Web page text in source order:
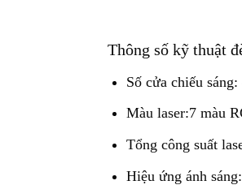
Thông số kỹ thuật
Số cửa chiếu
Màu laser:7 màu
Tổng công suất
Hiệu ứng ánh